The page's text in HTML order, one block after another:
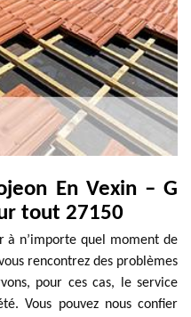
En Vexin – G
tout 27150
à n’importe quel moment de
rencontrez des problèmes
pour ces cas, le service
Vous pouvez nous confier